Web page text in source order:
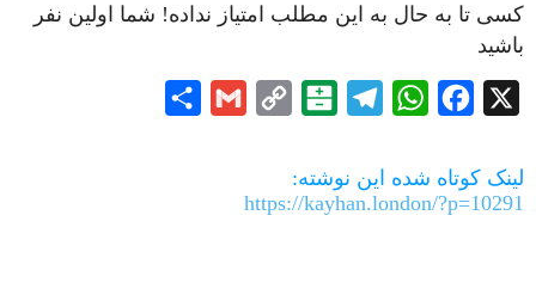
کسی تا به حال به این مطلب امتیاز نداده! شما اولین نفر
باشید
X
Facebook
WhatsApp
Telegram
Balatarin
Copy
Gmail
لینک کوتاه شده این نوشته:
https://kayhan.london/?p=10291